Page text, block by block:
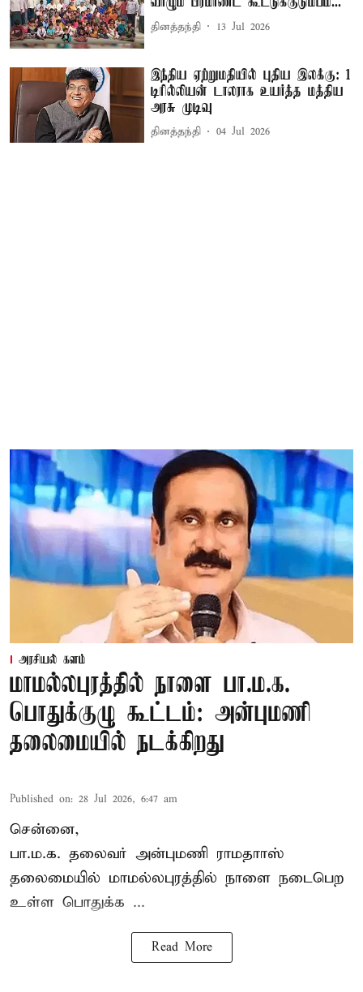
தினத்தந்தி 13 Jul 2026
இந்திய ஏற்றுமதியில் புதிய இலக்கு: 1
டிரில்லியன் டாலராக உயர்த்த மத்திய
அரசு முடிவு
தினத்தந்தி 04 Jul 2026
அரசியல் களம்
மாமல்லபுரத்தில் நாளை பா.ம.க.
பொதுக்குழு கூட்டம்: அன்புமணி
தலைமையில் நடக்கிறது
Published on: 28 Jul 2026, 6:47 am
சென்னை,
பா.ம.க. தலைவர் அன்புமணி ராமதாாஸ்
தலைமையில் மாமல்லபுரத்தில் நாளை நடைபெற
உள்ள பொதுக்க ...
Read More